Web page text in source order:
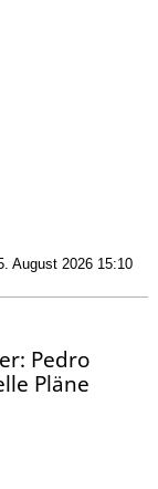
August 2026 15:10
Pedro
Pläne